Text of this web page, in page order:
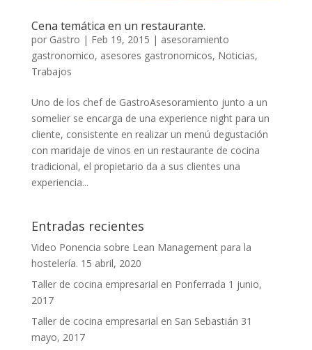
Cena temática en un restaurante.
por Gastro | Feb 19, 2015 | asesoramiento
gastronomico, asesores gastronomicos, Noticias,
Trabajos
Uno de los chef de GastroAsesoramiento junto a un
somelier se encarga de una experience night para un
cliente, consistente en realizar un menú degustación
con maridaje de vinos en un restaurante de cocina
tradicional, el propietario da a sus clientes una
experiencia...
Entradas recientes
Video Ponencia sobre Lean Management para la
hostelería. 15 abril, 2020
Taller de cocina empresarial en Ponferrada 1 junio,
2017
Taller de cocina empresarial en San Sebastián 31
mayo, 2017